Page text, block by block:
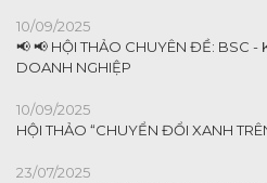
10/09/2025
📢 📢 HỘI THẢO CHUYÊN ĐỀ: BSC -
DOANH NGHIỆP
10/09/2025
HỘI THẢO “CHUYỂN ĐỔI XANH
23/07/2025